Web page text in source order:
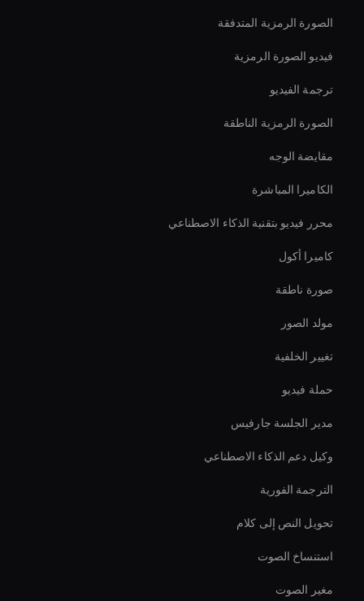
الصورة الرمزية المتدفقة
فيديو الصورة الرمزية
ترجمة الفيديو
الصورة الرمزية الناطقة
مقايضة الوجه
الكاميرا المباشرة
محرر فيديو بتقنية الذكاء الاصطناعي
كاميرا أكول
صورة ناطقة
مولد الصور
تغيير الخلفية
حملة فيديو
مدير الجلسة جارفيس
وكيل دعم الذكاء الاصطناعي
الترجمة الفورية
تحويل النص إلى كلام
استنساخ الصوت
مغير الصوت